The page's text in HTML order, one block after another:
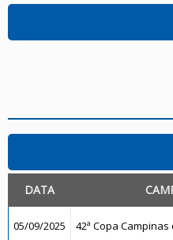
DATA
05/09/2025 42ª Copa Campinas